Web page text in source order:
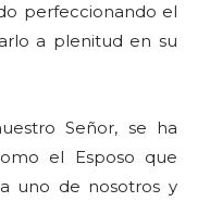
perfeccionando el
a plenitud en su
Señor, se ha
el Esposo que
uno de nosotros y